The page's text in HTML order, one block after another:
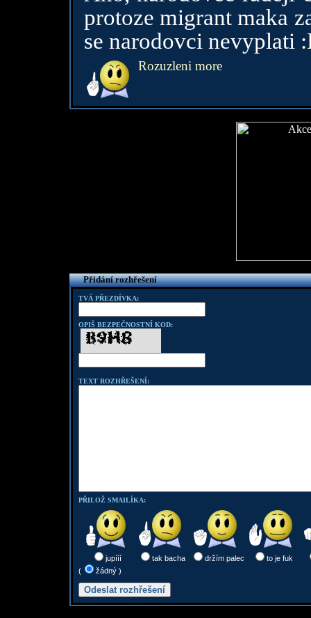
protoze migrant maka
se narodovci nevyplati
Rozuzleni more
Přidání rozhřešení
TVÁ PŘEZDÍVKA:
OPIŠ BEZPEČNOSTNÍ KOD:
TEXT ROZHŘEŠENÍ:
PŘILOŽ SMAILÍKA:
jupííí tak bacha držím palec
to je fuk
(
žádný )